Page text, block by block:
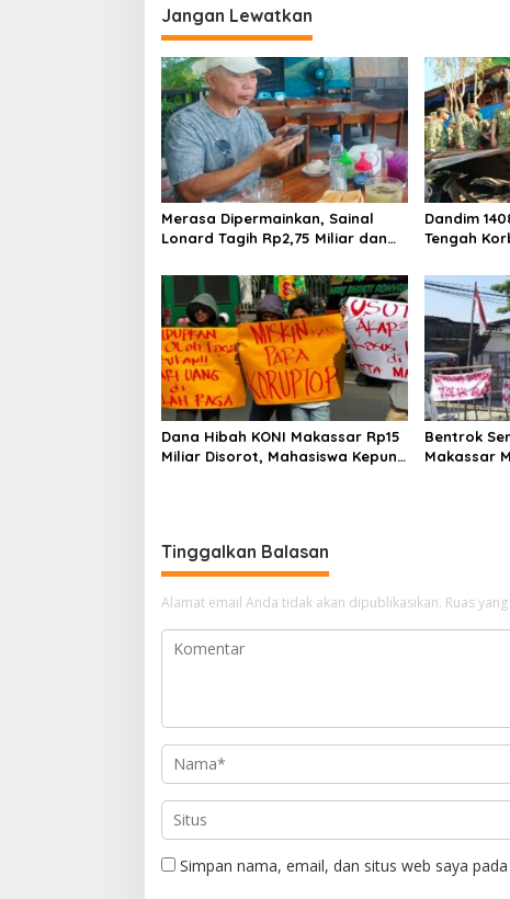
i
g
a
s
i
p
o
s
Jangan Lewatkan
Merasa Dipermainkan, Sainal
Lonard Tagih Rp2,75 Miliar dan
Ribu Meter Persegi
Dandim
Tengah
Dana Hibah KONI Makassar Rp15
Miliar Disorot, Mahasiswa Kepung
Bentrok
Makassar
Tinggalkan Balasan
Alamat email Anda tidak akan dipublikasikan. Ruas
Simpan nama, email, dan situs web saya